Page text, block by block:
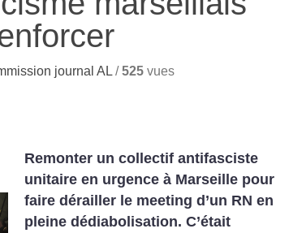
journal AL /525 vues
Remonter un collectif antifasciste
unitaire en urgence à Marseille pour
faire dérailler le meeting d’un RN en
pleine dédiabolisation. C’était